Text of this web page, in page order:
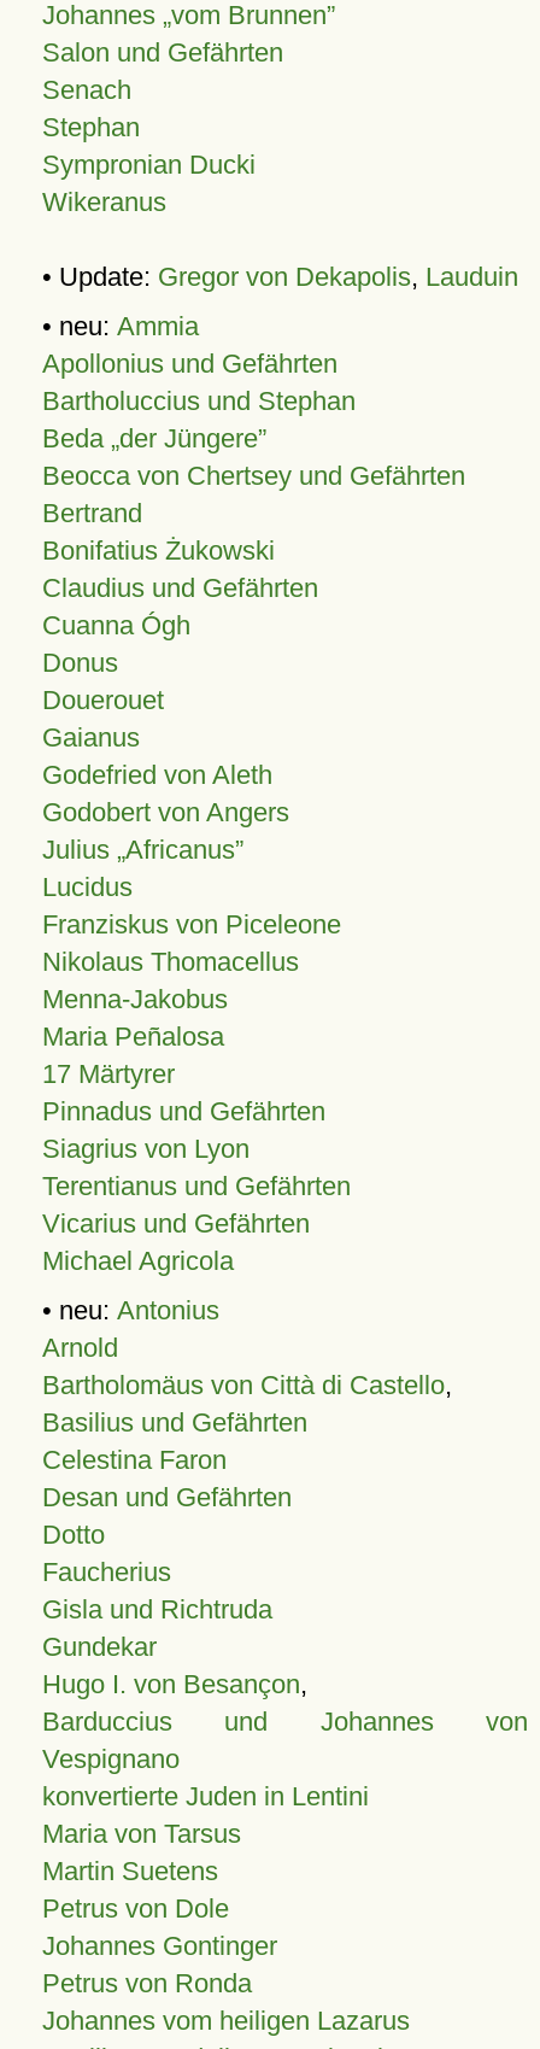
Johannes vom Brunnen
Salon und Gefährten
Senach
Stephan
Sympronian Ducki
Wikeranus
• Update: Gregor von Dekapolis, Lauduin
• neu: Ammia
Apollonius und Gefährten
Bartholuccius und Stephan
Beda „der Jüngere”
Beocca von Chertsey und Gefährten
Bertrand
Bonifatius Żukowski
Claudius und Gefährten
Cuanna Ógh
Donus
Douerouet
Gaianus
Godefried von Aleth
Godobert von Angers
Julius Africanus
Lucidus
Franziskus von Piceleone
Nikolaus Thomacellus
Menna-Jakobus
Maria Peñalosa
17 Märtyrer
Pinnadus und Gefährten
Siagrius von Lyon
Terentianus und Gefährten
Vicarius und Gefährten
Michael Agricola
• neu: Antonius
Arnold
Bartholomäus von Città di Castello,
Basilius und Gefährten
Celestina Faron
Desan und Gefährten
Dotto
Faucherius
Gisla und Richtruda
Gundekar
Hugo I. von Besançon,
Barduccius und Johannes von
Vespignano
konvertierte Juden in Lentini
Maria von Tarsus
Martin Suetens
Petrus von Dole
Johannes Gontinger
Petrus von Ronda
Johannes vom heiligen Lazarus